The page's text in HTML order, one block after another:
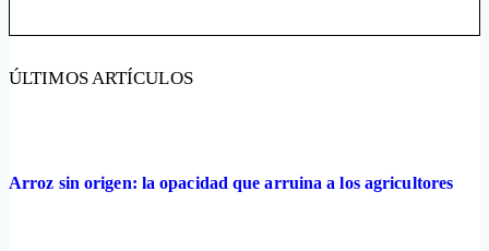
ÚLTIMOS ARTÍCULOS
Arroz sin origen: la opacidad que arruina a los agricultores